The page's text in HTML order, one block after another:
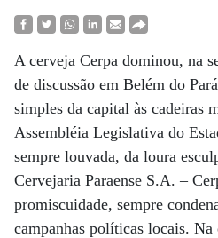
A cerveja Cerpa dominou, na
de discussão em Belém do
simples da capital às cadeiras
Assembléia Legislativa do
sempre louvada, da loura
Cervejaria Paraense S.A. –
promiscuidade, sempre
campanhas políticas locais.